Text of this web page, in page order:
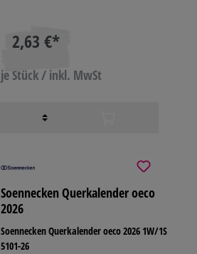
2,63 €*
je Stück / inkl. MwSt
Soennecken Querkalender oeco
2026
Soennecken Querkalender oeco 2026 1W/1S
5101-26